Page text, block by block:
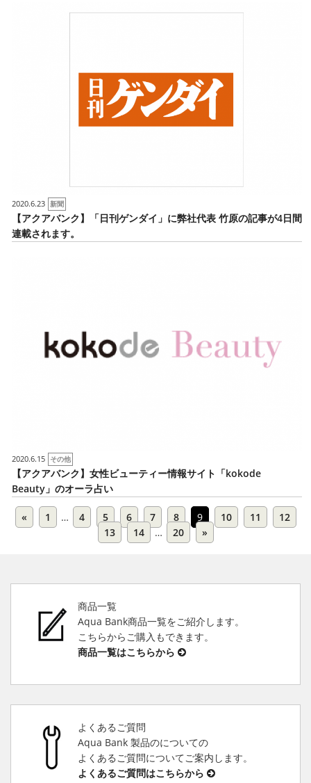
2020.6.23 新聞
【アクアバンク】「日刊ゲンダイ」に弊社代表 竹原の記事が4日間
連載されます。
2020.6.15 その他
【アクアバンク】女性ビューティー情報サイト「kokode
Beauty」のオーラ占い
« 1 … 4 5 6 7 8 9 10 11
12
13
14 … 20 »
商品一覧
Aqua Bank商品一覧をご紹介します。
こちらからご購入もできます。
商品一覧はこちらから
よくあるご質問
Aqua Bank 製品のについての
よくあるご質問についてご案内します。
よくあるご質問はこちらから